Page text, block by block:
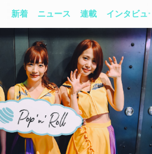
新着 ニュース 連載 インタビュー